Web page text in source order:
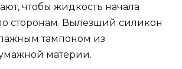
чтобы жидкость начала
сторонам. Вылезший силикон
тампоном из
материи.